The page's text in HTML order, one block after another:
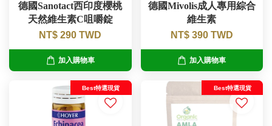
德國Sanotact西印度櫻桃
天然維生素C咀嚼錠
NT$ 290 TWD
加入購物車
德國Mivolis成人專用綜合
維生素
NT$ 390 TWD
加入購物車
Best特選現貨 Best特選現貨